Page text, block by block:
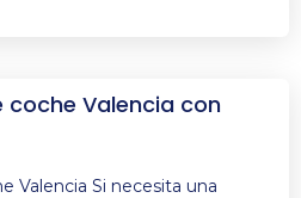
coche Valencia con
Valencia Si necesita una